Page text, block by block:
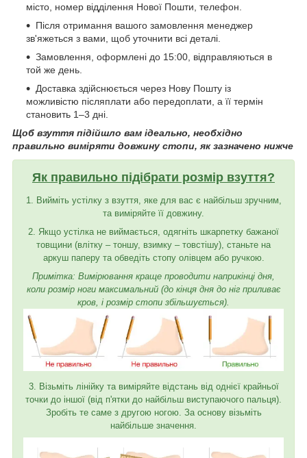
місто, номер відділення Нової Пошти, телефон.
Після отримання вашого замовлення менеджер
зв'яжеться з вами, щоб уточнити всі деталі.
Замовлення, оформлені до 15:00, відправляються в
той же день.
Доставка здійснюється через Нову Пошту із
можливістю післяплати або передоплати, а її термін
становить 1–3 дні.
Щоб взуття підійшло вам ідеально, необхідно
правильно виміряти довжину стопи, як зазначено нижче
Як правильно підібрати розмір взуття?
1. Вийміть устілку з взуття, яке для вас є найбільш зручним,
та виміряйте її довжину.
2. Якщо устілка не виймається, одягніть шкарпетку бажаної
товщини (влітку – тоншу, взимку – товстішу), станьте на
аркуш паперу та обведіть стопу олівцем або ручкою.
Примітка: Вимірювання краще проводити наприкінці дня,
коли розмір ноги максимальний (до кінця дня до ніг приливає
кров, і розмір стопи збільшується).
3. Візьміть лінійку та виміряйте відстань від однієї крайньої
точки до іншої (від п'ятки до найбільш виступаючого пальця).
Зробіть те саме з другою ногою. За основу візьміть
найбільше значення.